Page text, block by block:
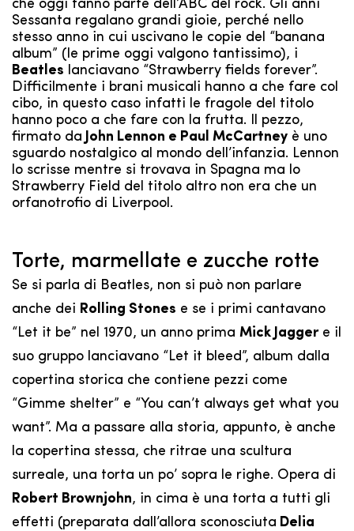
che oggi fanno parte dell’ABC del rock. Gli anni
Sessanta regalano grandi gioie, perché nello
stesso anno in cui uscivano le copie del “banana
album” (le prime oggi valgono tantissimo), i
Beatles lanciavano “Strawberry fields forever”.
Difficilmente i brani musicali hanno a che fare col
cibo, in questo caso infatti le fragole del titolo
hanno poco a che fare con la frutta. Il pezzo,
firmato da John Lennon e Paul McCartney è uno
sguardo nostalgico al mondo dell’infanzia. Lennon
lo scrisse mentre si trovava in Spagna ma lo
Strawberry Field del titolo altro non era che un
orfanotrofio di Liverpool.
Torte, marmellate e zucche rotte
Se si parla di Beatles, non si può non parlare
anche dei Rolling Stones e se i primi cantavano
“Let it be” nel 1970, un anno prima Mick Jaggere il
suo gruppo lanciavano “Let it bleed”, album dalla
copertina storica che contiene pezzi come
“Gimme shelter” e “You can’t always get what you
want”. Ma a passare alla storia, appunto, è anche
la copertina stessa, che ritrae una scultura
surreale, una torta un po’ sopra le righe. Opera di
Robert Brownjohn, in cima è una torta a tutti gli
effetti (preparata dall’allora sconosciuta Delia